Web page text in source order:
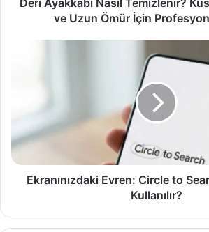
Profesyonel
Deri Ayakkabı Nasıl Temizlenir?
ve Uzun Ömür İçin
Nasıl
Kullanılır?
Ekranınızdaki Evren: Circle to
Kullanılır?